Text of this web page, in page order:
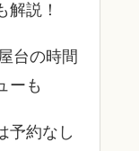
解説！
台の時間
ーも
予約なし